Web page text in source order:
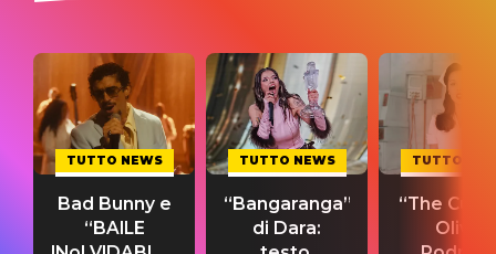
TUTTO NEWS
Bad Bunny e
“BAILE
TUTTO NEWS
“Bangaranga”
di Dara:
TUTTO
“The
Olivia